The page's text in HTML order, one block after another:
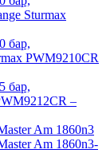
Sturmax
бар,
PWM9210CR
бар,
–
Am 1860n3
Am 1860n3-